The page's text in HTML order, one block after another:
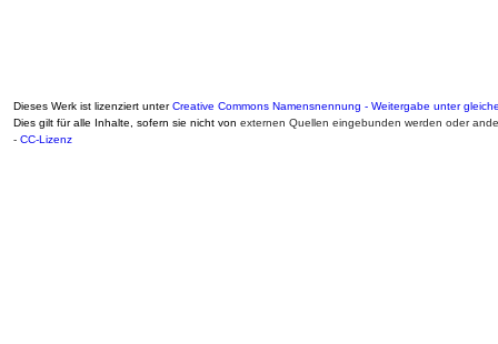
Dieses Werk ist lizenziert unterCreative Commons Namensnennung - Weitergabe unter
Dies gilt für alle Inhalte, sofern sie nicht von externen Quellen eingebunden werden oder
- CC-Lizenz